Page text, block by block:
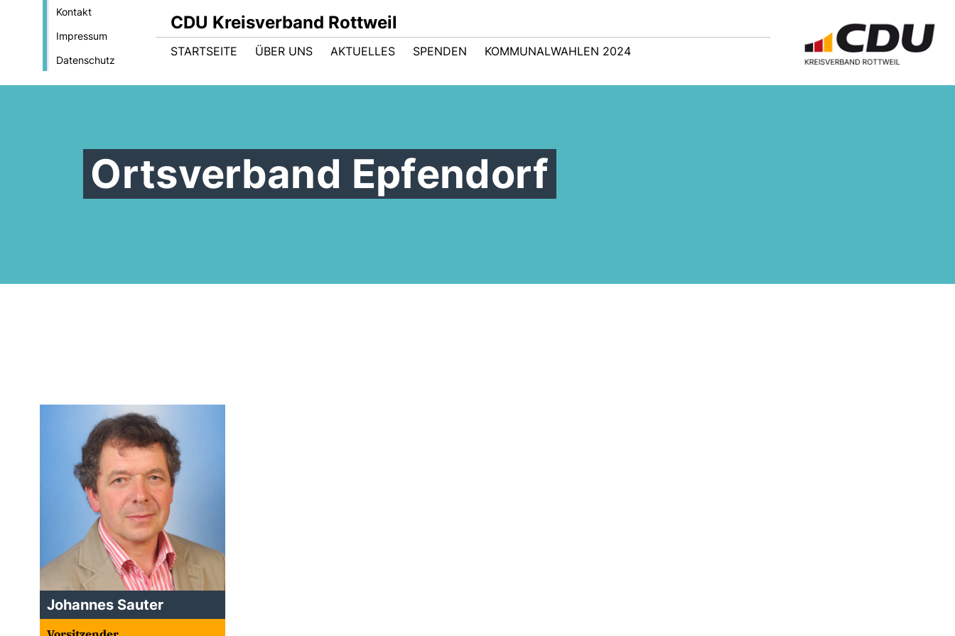
Kontakt
Impressum
Datenschutz
CDU Kreisverband Rottweil
STARTSEITE ÜBER UNS AKTUELLES SPENDEN KOMMUNALWAHLEN 2024
Ortsverband Epfendorf
Johannes Sauter